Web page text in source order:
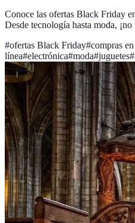
Conoce las ofertas Black Friday
Desde tecnología hasta moda, ¡no
#ofertas Black Friday#compras en
línea#electrónica#moda#juguetes#